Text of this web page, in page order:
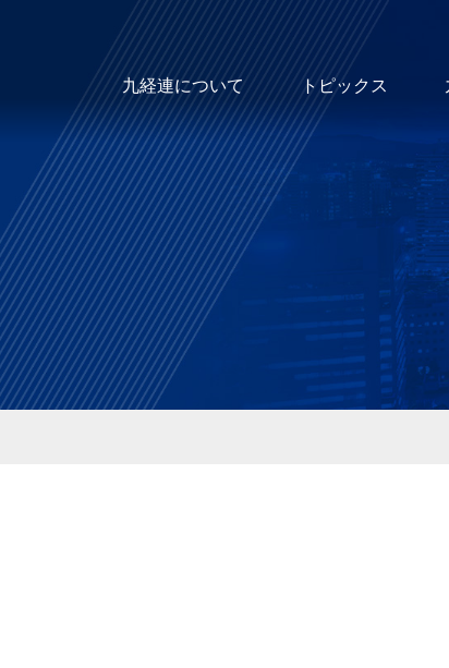
九経連について トピックス